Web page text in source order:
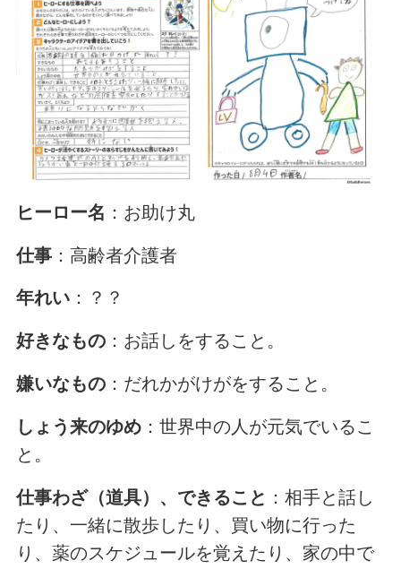
ヒーロー名 ：お助け丸
仕事：高齢者介護者
年れい：？？
好きなもの：お話しをすること。
嫌いなもの：だれかがけがをすること。
しょう来のゆめ：世界中の人が元気でいるこ
と。
仕事わざ（道具）、できること ：相手と話し
たり、一緒に散歩したり、買い物に行った
り、薬のスケジュールを覚えたり、家の中で